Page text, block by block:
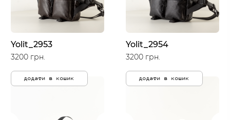
Yolit_2953
3200 грн.
додати в кошик
Yolit_2954
3200 грн.
додати в кошик